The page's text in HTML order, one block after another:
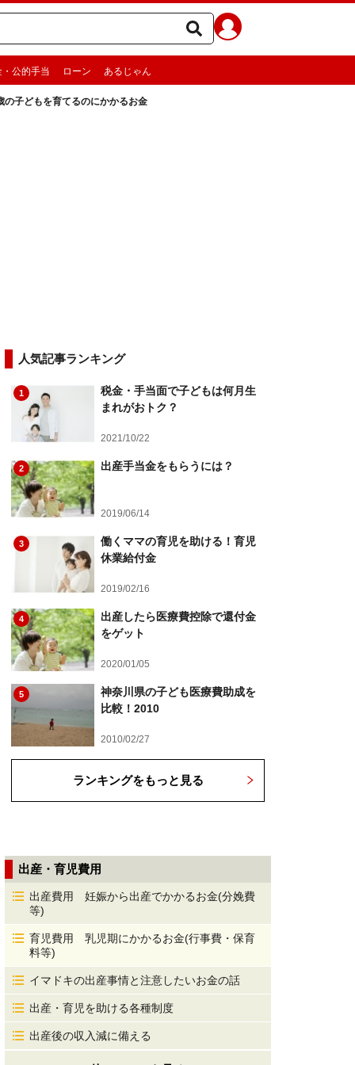
・公的手当 ローン あるじゃん
の子どもを育てるのにかかるお金
人気記事ランキング
1
税金・手当面で子どもは何月生
まれがおトク？
2021/10/22
2 出産手当金をもらうには？
2019/06/14
3
働くママの育児を助ける！育児
休業給付金
2019/02/16
4
出産したら医療費控除で還付金
をゲット
2020/01/05
5
神奈川県の子ども医療費助成を
比較！2010
2010/02/27
ランキングをもっと見る
出産・育児費用
出産費用 妊娠から出産でかかるお金(分娩費
等)
育児費用 乳児期にかかるお金(行事費・保育
料等)
イマドキの出産事情と注意したいお金の話
出産・育児を助ける各種制度
出産後の収入減に備える